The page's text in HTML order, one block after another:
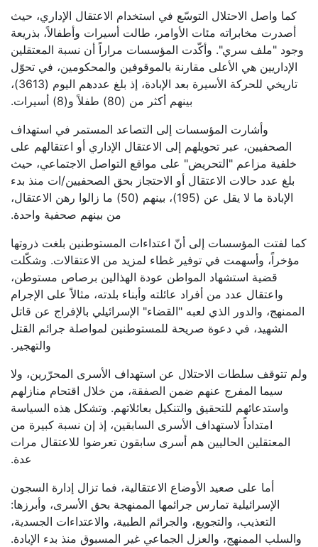
كما واصل الاحتلال التوسّع في استخدام الاعتقال الإداري، حيث
أصدرت مخابراته مئات الأوامر، طالت أسيرات وأطفالاً، بذريعة
وجود "ملف سري". وأكّدت المؤسسات مراراً أن نسبة المعتقلين
الإداريين هي الأعلى مقارنة بالموقوفين والمحكومين، في تحوّل
تاريخي للحركة الأسيرة بعد الإبادة، إذ بلغ عددهم اليوم (3613)،
بينهم أكثر من (80) طفلاً و(8) أسيرات.
وأشارت المؤسسات إلى التصاعد المستمر في استهداف
الصحفيين، عبر تحويلهم إلى الاعتقال الإداري أو اعتقالهم على
خلفية مزاعم "التحريض" على مواقع التواصل الاجتماعي، حيث
بلغ عدد حالات الاعتقال أو الاحتجاز بحق الصحفيين/ات منذ بدء
الإبادة ما لا يقل عن (195)، بينهم (50) ما زالوا رهن الاعتقال،
من بينهم صحفية واحدة.
كما لفتت المؤسسات إلى أنّ اعتداءات المستوطنين بلغت ذروتها
مؤخراً، وأسهمت في توفير غطاء لمزيد من الاعتقالات. وشكّلت
قضية استشهاد المواطن عودة الهذالين برصاص مستوطن،
واعتقال عدد من أفراد عائلته وأبناء بلدته، مثالاً على الإجرام
الممنهج، والدور الذي لعبه "القضاء" الإسرائيلي بالإفراج عن قاتل
الشهيد، في دعوة صريحة للمستوطنين لمواصلة جرائم القتل
والتهجير.
ولم تتوقف سلطات الاحتلال عن استهداف الأسرى المحرّرين، ولا
سيما المفرج عنهم ضمن الصفقة، من خلال اقتحام منازلهم
واستدعائهم للتحقيق والتنكيل بعائلاتهم. وتشكل هذه السياسة
امتداداً لاستهداف الأسرى السابقين، إذ إن نسبة كبيرة من
المعتقلين الحاليين هم أسرى سابقون تعرضوا للاعتقال مرات
عدة.
أما على صعيد الأوضاع الاعتقالية، فما تزال إدارة السجون
الإسرائيلية تمارس جرائمها الممنهجة بحق الأسرى، وأبرزها:
التعذيب، والتجويع، والجرائم الطبية، والاعتداءات الجسدية،
والسلب الممنهج، والعزل الجماعي غير المسبوق منذ بدء الإبادة.